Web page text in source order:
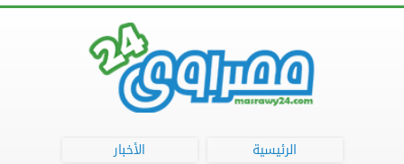
الرئيسية
الأخبار